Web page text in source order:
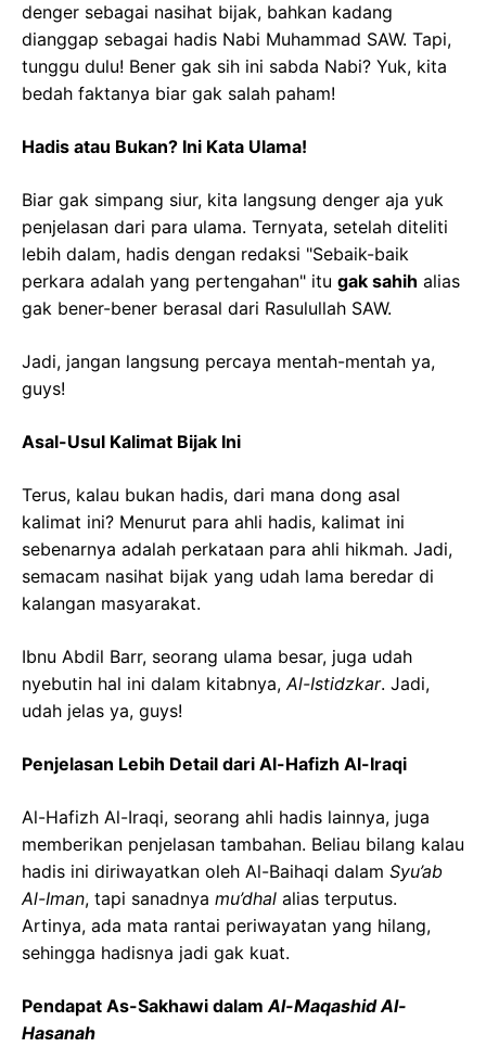
denger sebagai nasihat bijak, bahkan kadang
dianggap sebagai hadis Nabi Muhammad SAW. Tapi,
tunggu dulu! Bener gak sih ini sabda Nabi? Yuk, kita
bedah faktanya biar gak salah paham!
Hadis atau Bukan? Ini Kata Ulama!
Biar gak simpang siur, kita langsung denger aja yuk
penjelasan dari para ulama. Ternyata, setelah diteliti
lebih dalam, hadis dengan redaksi "Sebaik-baik
perkara adalah yang pertengahan" itu gak sahih alias
gak bener-bener berasal dari Rasulullah SAW.
Jadi, jangan langsung percaya mentah-mentah ya,
guys!
Asal-Usul Kalimat Bijak Ini
Terus, kalau bukan hadis, dari mana dong asal
kalimat ini? Menurut para ahli hadis, kalimat ini
sebenarnya adalah perkataan para ahli hikmah. Jadi,
semacam nasihat bijak yang udah lama beredar di
kalangan masyarakat.
Ibnu Abdil Barr, seorang ulama besar, juga udah
nyebutin hal ini dalam kitabnya,Al-Istidzkar. Jadi,
udah jelas ya, guys!
Penjelasan Lebih Detail dari Al-Hafizh Al-Iraqi
Al-Hafizh Al-Iraqi, seorang ahli hadis lainnya, juga
memberikan penjelasan tambahan. Beliau bilang kalau
hadis ini diriwayatkan oleh Al-Baihaqi dalam Syu’ab
Al-Iman, tapi sanadnya mu’dhal alias terputus.
Artinya, ada mata rantai periwayatan yang hilang,
sehingga hadisnya jadi gak kuat.
Pendapat As-Sakhawi dalamAl-Maqashid Al-
Hasanah